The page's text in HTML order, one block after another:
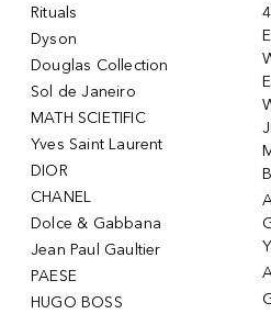
Rituals
Dyson
Douglas Collection
Sol de Janeiro
MATH SCIETIFIC
Yves Saint Laurent
DIOR
CHANEL
Dolce & Gabbana
Jean Paul Gaultier
PAESE
HUGO BOSS